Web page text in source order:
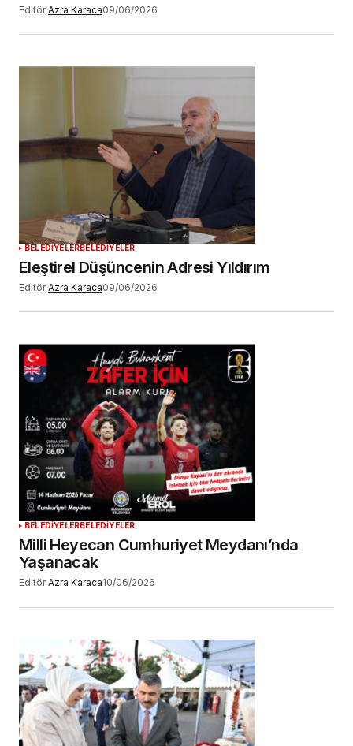
Editör Azra Karaca09/06/2026
BELEDİYELERBELEDİYELER
Eleştirel Düşüncenin Adresi Yıldırım
Editör Azra Karaca09/06/2026
BELEDİYELERBELEDİYELER
Milli Heyecan Cumhuriyet Meydanı’nda
Yaşanacak
Editör Azra Karaca10/06/2026